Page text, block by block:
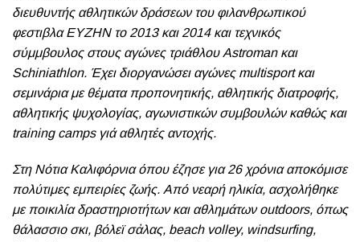
διευθυντής αθλητικών δράσεων του φιλανθρωπικού
φεστιβλα ΕΥΖΗΝ το 2013 και 2014 και τεχνικός
σύμμβουλος στους αγώνες τριάθλου Astroman και
Schiniathlon. Έχει διοργανώσει αγώνες multisport και
σεμινάρια με θέματα προπονητικής, αθλητικής διατροφής,
αθλητικής ψυχολογίας, αγωνιστικών συμβουλών καθώς και
training camps γιά αθλητές αντοχής.
Στη Νότια Καλιφόρνια όπου έζησε για 26 χρόνια αποκόμισε
πολύτιμες εμπειρίες ζωής. Από νεαρή ηλικία, ασχολήθηκε
με ποικιλία δραστηριοτήτων και αθλημάτων outdoors, όπως
θάλασσιο σκι, βόλεϊ σἀλας, beach volley, windsurfing,